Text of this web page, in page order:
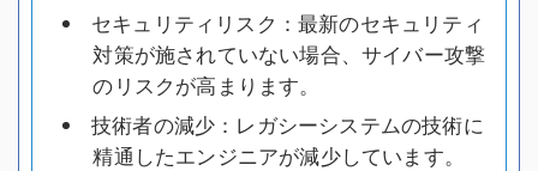
セキュリティリスク：最新のセキュリティ
対策が施されていない場合、サイバー攻撃
のリスクが高まります。
技術者の減少：レガシーシステムの技術に
精通したエンジニアが減少しています。